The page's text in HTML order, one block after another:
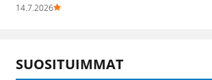
14.7.2026
SUOSITUIMMAT